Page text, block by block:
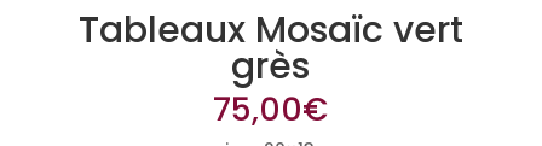
Tableaux Mosaïc vert
grès
75,00€